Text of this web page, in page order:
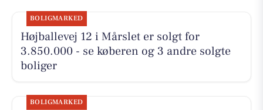
BOLIGMARKED
Højballevej 12 i Mårslet er solgt for
3.850.000 - se køberen og 3 andre solgte
boliger
BOLIGMARKED